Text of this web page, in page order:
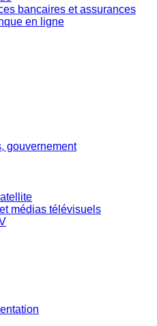
bancaires et assurances
en ligne
gouvernement
médias télévisuels